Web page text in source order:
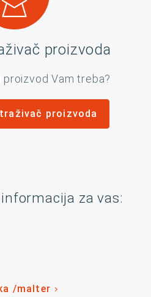
proizvoda
proizvod Vam treba?
proizvoda
za vas:
/malter